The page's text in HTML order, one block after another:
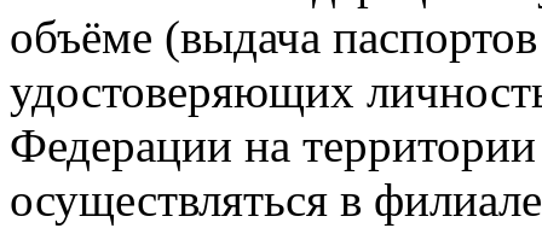
объёме (выдача
удостоверяющих
Федерации на
осуществляться в